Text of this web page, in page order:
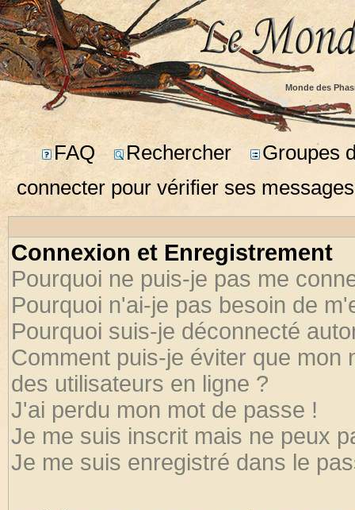
Monde des
FAQ Rechercher
Groupes
connecter pour vérifier ses
Connexion et Enregistrement
Pourquoi ne puis-je pas me
Pourquoi n'ai-je pas besoin de
Pourquoi suis-je déconnecté
Comment puis-je éviter que mon
des utilisateurs en ligne ?
J'ai perdu mon mot de passe !
Je me suis inscrit mais ne peux
Je me suis enregistré dans le